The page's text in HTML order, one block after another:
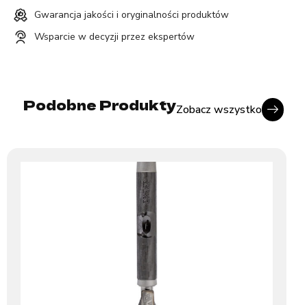
Gwarancja jakości i oryginalności produktów
Wsparcie w decyzji przez ekspertów
Podobne ProduktyZobacz wszystko